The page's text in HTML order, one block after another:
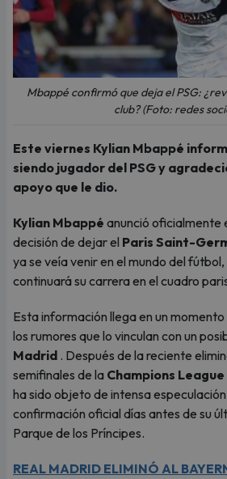
Mbappé confirmó que deja el PSG:
club? (Foto: redes
Este viernes Kylian Mbappé
siendo jugador del PSG y
apoyo que le dio.
Kylian Mbappé anunció oficialmente
decisión de dejar el Paris Saint-
ya se veía venir en el mundo del
continuará su carrera en el cuadro
Esta información llega en un
los rumores que lo vinculan con un
Madrid . Después de la reciente
semifinales de la Champions League
ha sido objeto de intensa
confirmación oficial días antes de su
Parque de los Príncipes.
REAL MADRID ELIMINÓ AL